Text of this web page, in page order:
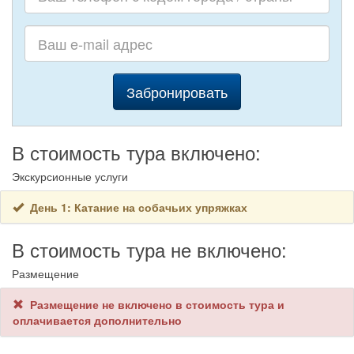
Байкалом именно отсюда. Поселок находится всего в 65 километрах от
Иркутска, у истока реки Ангары.
Как добраться до Листвянки?Добраться в Листвянку из Иркутска можно
на автомобиле, автобусе или маршрутном такси. Дорога займет около
Забронировать
В стоимость тура включено:
Экскурсионные услуги
День 1: Катание на собачьих упряжках
В стоимость тура не включено:
Размещение
Размещение не включено в стоимость тура и
оплачивается дополнительно